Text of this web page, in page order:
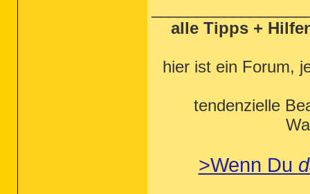
alle Tipps +
hier ist ein Forum,
tendenzielle
>Wenn Du